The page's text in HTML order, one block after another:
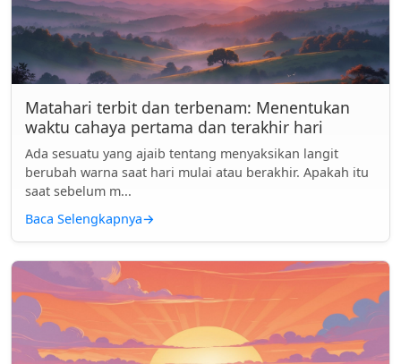
Matahari terbit dan terbenam: Menentukan
waktu cahaya pertama dan terakhir hari
Ada sesuatu yang ajaib tentang menyaksikan langit
berubah warna saat hari mulai atau berakhir. Apakah itu
saat sebelum m...
Baca Selengkapnya→